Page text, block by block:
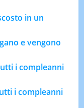
in un
e vengono
i compleanni
i compleanni